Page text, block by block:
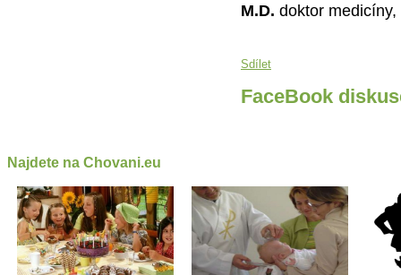
M.D. doktor
Sdílet
FaceBook
Najdete na Chovani.eu